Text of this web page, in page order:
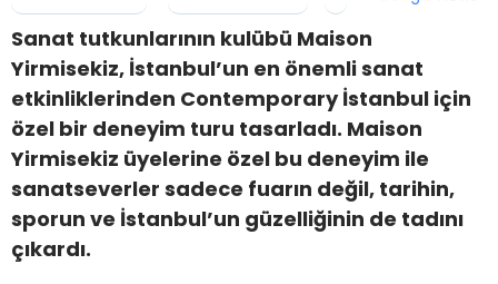
Sanat tutkunlarının kulübü Maison
Yirmisekiz, İstanbul’un en önemli sanat
etkinliklerinden Contemporary İstanbul için
özel bir deneyim turu tasarladı. Maison
Yirmisekiz üyelerine özel bu deneyim ile
sanatseverler sadece fuarın değil, tarihin,
sporun ve İstanbul’un güzelliğinin de tadını
çıkardı.